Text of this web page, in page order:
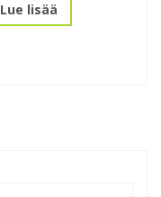
Lue lisää